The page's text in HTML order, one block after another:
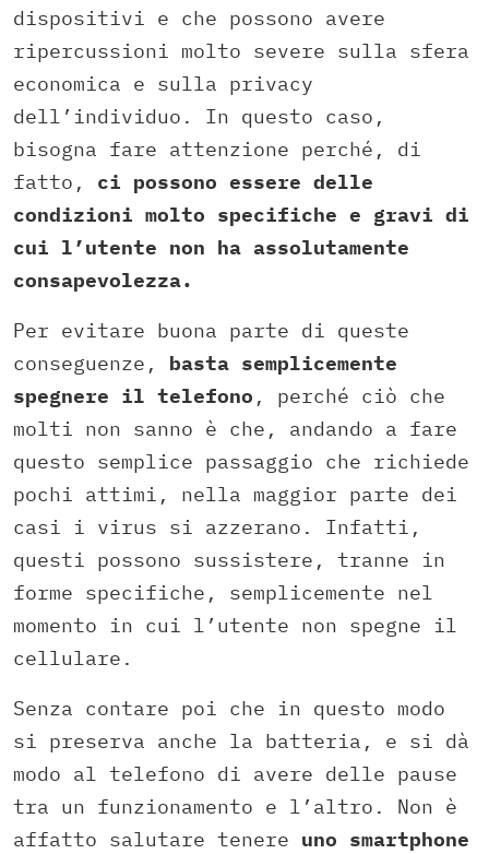
dispositivi e che possono avere
ripercussioni molto severe sulla sfera
economica e sulla privacy
dell’individuo. In questo caso,
bisogna fare attenzione perché, di
fatto, ci possono essere delle
condizioni molto specifiche e gravi di
cui l’utente non ha assolutamente
consapevolezza.
Per evitare buona parte di queste
conseguenze, basta semplicemente
spegnere il telefono , perché ciò che
molti non sanno è che, andando a fare
questo semplice passaggio che richiede
pochi attimi, nella maggior parte dei
casi i virus si azzerano. Infatti,
questi possono sussistere, tranne in
forme specifiche, semplicemente nel
momento in cui l’utente non spegne il
cellulare.
Senza contare poi che in questo modo
si preserva anche la batteria, e si dà
modo al telefono di avere delle pause
tra un funzionamento e l’altro. Non è
affatto salutare tenere uno smartphone